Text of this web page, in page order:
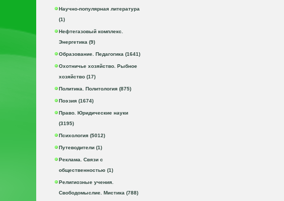
Научно-популярная литература
(1)
Нефтегазовый комплекс.
Энергетика (9)
Образование. Педагогика (1641)
Охотничье хозяйство. Рыбное
хозяйство (17)
Политика. Политология (875)
Поэзия (1674)
Право. Юридические науки
(3195)
Психология (5012)
Путеводители (1)
Реклама. Связи с
общественностью (1)
Религиозные учения.
Свободомыслие. Мистика (788)